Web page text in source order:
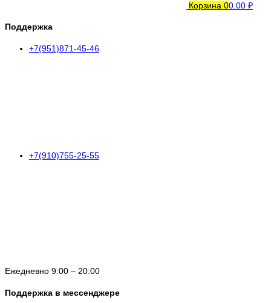
Корзина 00.00 ₽
Поддержка
+7(951)871-45-46
+7(910)755-25-55
Ежедневно 9:00 – 20:00
Поддержка в мессенджере